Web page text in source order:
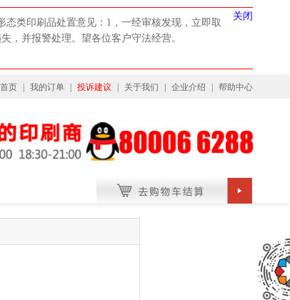
类印刷品处置意见：1，一经审核发现，立即取
，并报警处理。望各位客户守法经营。
关闭
页 我的订单 投诉建议 关于我们 企业介绍 帮助中心